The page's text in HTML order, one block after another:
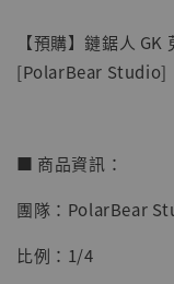
【店內現
明紀念款 [
【預購】鏈鋸人
[PolarBear Studio]
■ 商品資訊：
團隊：PolarBear
比例：1/4